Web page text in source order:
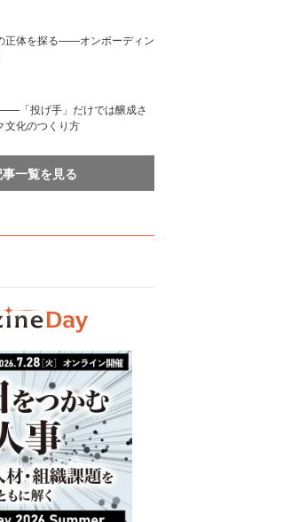
正体を探る——オンボーディン
「投げ手」だけでは醸成さ
文化のつくり方
一覧を見る